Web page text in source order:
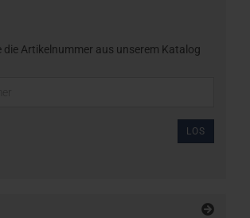
die Artikelnummer aus unserem Katalog
LOS